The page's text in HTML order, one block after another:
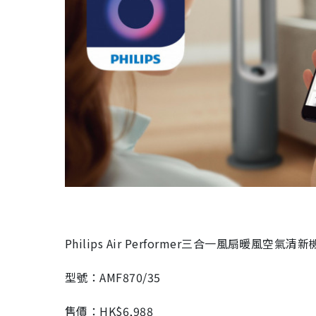
Philips Air Performer三合一風扇暖風空氣清
型號：AMF870/35
售價：HK$6,988